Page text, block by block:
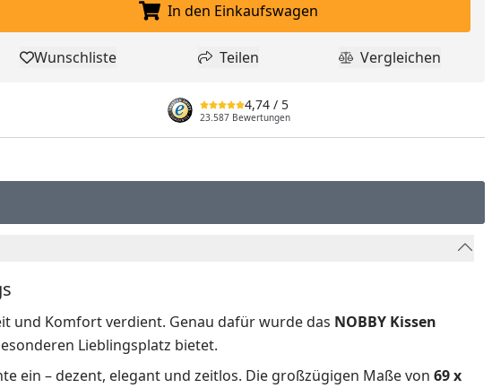
In den Einkaufswagen legen
In den Einkaufswagen
Produkt zur Wunschliste hinzufügen
Wunschliste Teilen
Teilen Produkt
Vergleichen
4,74 / 5
23.587 Bewertungen
und Komfort verdient. Genau dafür wurde das NOBBY Kissen
Lieblingsplatz bietet.
ein – dezent, elegant und zeitlos. Die großzügigen Maße von 69 x